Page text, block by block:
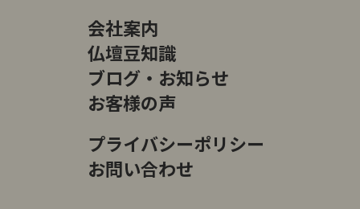
会社案内
仏壇豆知識
ブログ・お知らせ
お客様の声
プライバシーポリシー
お問い合わせ